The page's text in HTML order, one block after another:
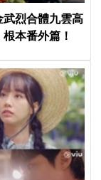
武烈合體九雲高
本番外篇！